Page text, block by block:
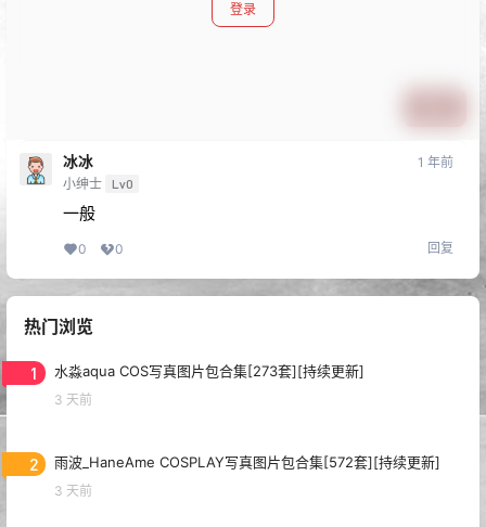
登录
冰冰
小绅士 Lv0
1 年前
一般
0 0 回复
热门浏览
1 水淼aqua COS写真图片包合集[273套][持续更新]
3 天前
2 雨波_HaneAme COSPLAY写真图片包合集[572套][持续更新]
3 天前